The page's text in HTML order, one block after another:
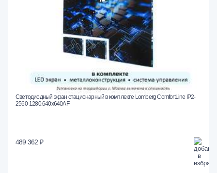
Светодиодный экран стационарный в комплекте Lomberg ComfortLine IP2-
2560-1280.640x640AF
489 362 ₽